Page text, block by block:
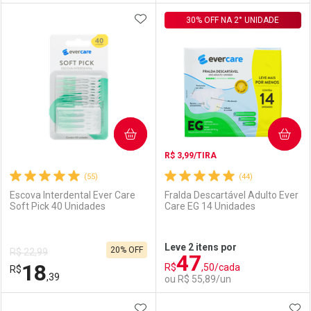
Laboratório
Comprar sem Desconto
Por R$ 79,11/cada
Por Menos
Comprar sem Desconto
Por R$ 79,11/cada
Laboratório
Comprar sem Desconto
Por R$ 18,91/cada
Por Menos
Comprar sem Desconto
Por R$ 18,91/cada
(55)
Escova Interdental Ever Care
Soft Pick 40 Unidades
R$ 22,99
R$18,39
20% OFF
ADICIONAR AOS FAVORITOS
COMPRAR
(44)
R$ 3,99/TIRA
Fralda Descartável Adulto Ever
Care EG 14 Unidades
30% OFF NA 2° UNIDADE
Leve 2 itens por
R$47,50/cada
ou R$ 55,89/un
COMPRAR
ADICIONAR AOS FAVORITOS